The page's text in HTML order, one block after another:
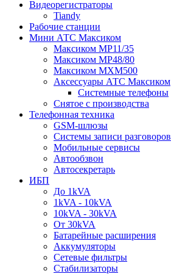
Видеорегистраторы
Tiandy
Рабочие станции
Мини АТС Максиком
Максиком MP11/35
Максиком MP48/80
Максиком MXM500
Аксессуары АТС Максиком
Системные телефоны
Снятое с производства
Телефонная техника
GSM-шлюзы
Системы записи разговоров
Мобильные сервисы
Автообзвон
Автосекретарь
ИБП
До 1kVA
1kVA - 10kVA
10kVA - 30kVA
От 30kVA
Батарейные расширения
Аккумуляторы
Сетевые фильтры
Стабилизаторы